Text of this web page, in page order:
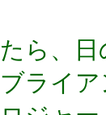
あー
たら、
ブライ